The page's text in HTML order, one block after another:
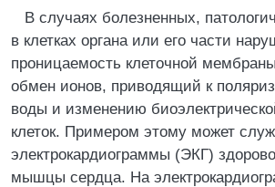
В случаях болезненных,
в клетках органа или его части
проницаемость клеточной
обмен ионов, приводящий к
воды и изменению
клеток. Примером этому может
электрокардиограммы (ЭКГ)
мышцы сердца. На